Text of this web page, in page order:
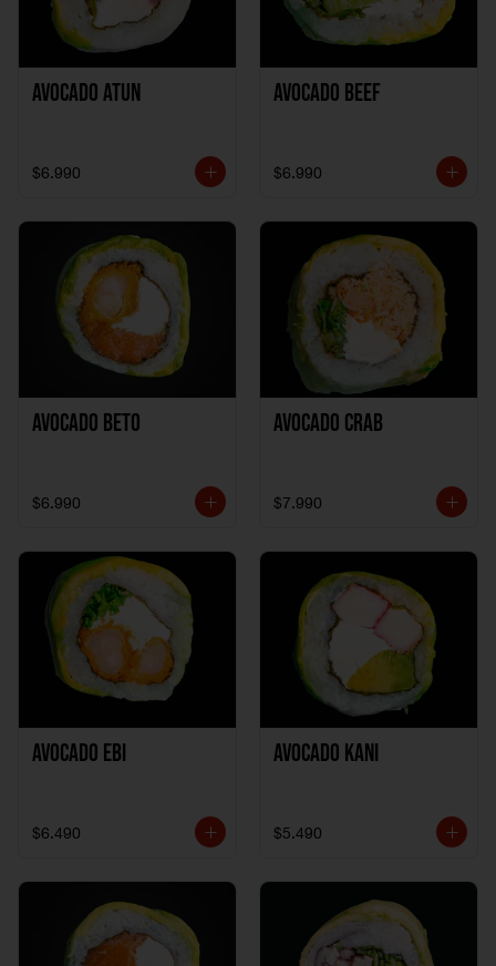
Avocado Atun
$6.990
Avocado Beef
$6.990
Avocado Beto
$6.990
Avocado Crab
$7.990
Avocado Ebi
$6.490
Avocado Kani
$5.490